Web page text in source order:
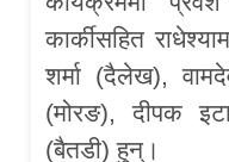
कार्कीसहित
शर्मा (दैलेख),
(मोरङ), दीपक
(बैतडी) हुन्।